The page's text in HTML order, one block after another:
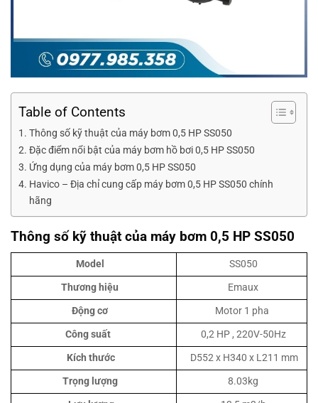
Table of Contents
Thông số kỹ thuật của máy bơm 0,5 HP SS050
Đặc điểm nổi bật của máy bơm hồ bơi 0,5 HP SS050
Ứng dụng của máy bơm 0,5 HP SS050
Havico – Địa chỉ cung cấp máy bơm 0,5 HP SS050 chính
hãng
Thông số kỹ thuật của máy bơm 0,5 HP SS050
Model
SS050
Thương hiệu
Emaux
Động cơ
Motor 1 pha
Công suất
0,2 HP , 220V-50Hz
Kích thước
D552 x H340 x L211 mm
Trọng lượng
8.03kg